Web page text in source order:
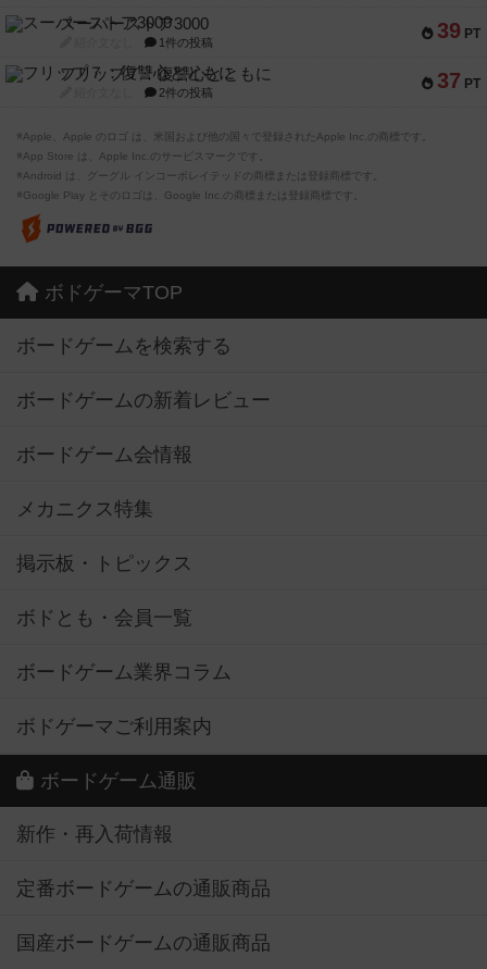
39 PT
スーパーストア3000
1件の投稿
37 PT
フリップ７：復讐心とともに
2件の投稿
※Apple、Apple のロゴ は、米国および他の国々で登録されたApple Inc.の商標です。
※App Store は、Apple Inc.のサービスマークです。
※Android は、グーグル インコーポレイテッドの商標または登録商標です。
※Google Play とそのロゴは、Google Inc.の商標または登録商標です。
ボドゲーマTOP
ボードゲームを検索する
ボードゲームの新着レビュー
ボードゲーム会情報
メカニクス特集
掲示板・トピックス
ボドとも・会員一覧
ボードゲーム業界コラム
ボドゲーマご利用案内
ボードゲーム通販
新作・再入荷情報
定番ボードゲームの通販商品
国産ボードゲームの通販商品